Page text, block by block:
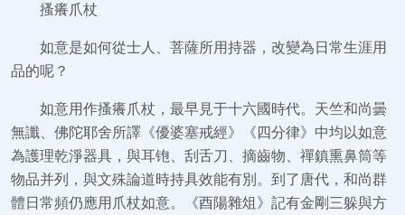
搔癢爪杖
如意是如何從士人、菩薩所用持器，改變為日常生涯用
品的呢？
如意用作搔癢爪杖，最早見于十六國時代。天竺和尚曇
無讖、佛陀耶舍所譯《優婆塞戒經》《四分律》中均以如意
為護理乾淨器具，與耳铇、刮舌刀、摘齒物、禪鎮熏鼻筒等
物品并列，與文殊論道時持具效能有別。到了唐代，和尚群
體日常頻仍應用爪杖如意。《酉陽雜俎》記有金剛三躲與方